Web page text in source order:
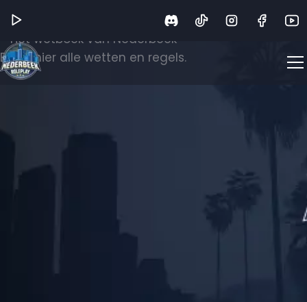
Het wetboek van Nederbeek
Bekijk hier alle wetten en regels.